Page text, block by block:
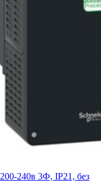
240в 3Ф, IP21, без